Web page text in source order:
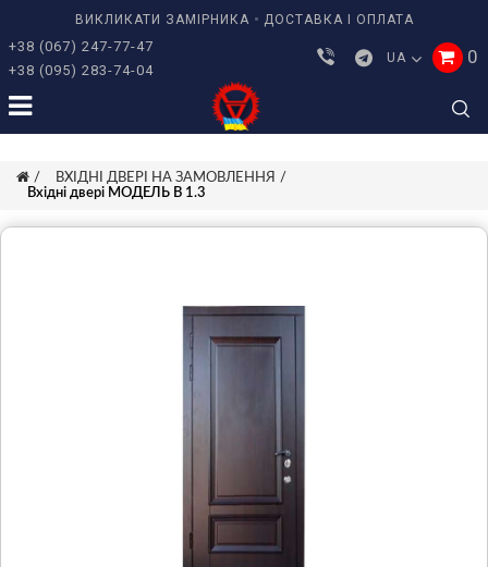
ВИКЛИКАТИ ЗАМІРНИКА ДОСТАВКА І ОПЛАТА
+38 (067) 247-77-47
+38 (095) 283-74-04
UA 0
ВХІДНІ ДВЕРІ НА ЗАМОВЛЕННЯ
Вхідні двері МОДЕЛЬ В 1.3